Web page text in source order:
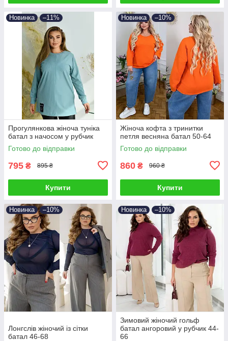
Новинка –11%
Прогулянкова жіноча туніка
батал з начосом у рубчик
Готово до відправки
795 ₴ 895 ₴
Купити
Новинка –10%
Жіноча кофта з тринитки
петля весняна батал 50-64
Готово до відправки
860 ₴ 960 ₴
Купити
Новинка –10%
Лонгслів жіночий із сітки
батал 46-68
Новинка –10%
Зимовий жіночий гольф
батал ангоровий у рубчик 44-
66